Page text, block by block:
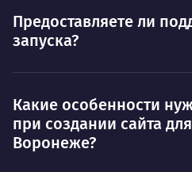
Предоставляете ли
запуска?
Какие особенности
при создании сайта
Воронеже?